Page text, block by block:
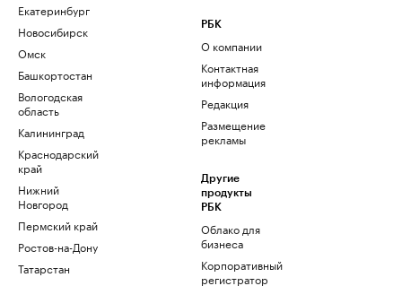
Екатеринбург
Новосибирск
Омск
Башкортостан
Вологодская
область
Калининград
Краснодарский
край
Нижний
Новгород
Пермский край
Ростов-на-Дону
Татарстан
РБК
О компании
Контактная
информация
Редакция
Размещение
рекламы
Другие
продукты
РБК
Облако для
бизнеса
Корпоративный
регистратор